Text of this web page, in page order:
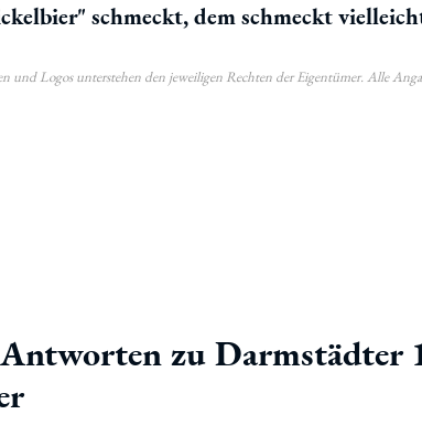
schmeckt, dem schmeckt
und Logos unterstehen den jeweiligen Rechten der Eigentümer. Alle
zu Darmstädter